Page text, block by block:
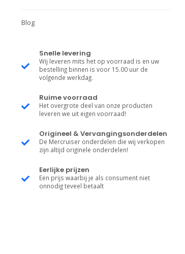
Blog
Snelle levering
Wij leveren mits het op voorraad is en uw
bestelling binnen is voor 15.00 uur de
volgende werkdag.
Ruime voorraad
Het overgrote deel van onze producten
leveren we uit eigen voorraad!
Origineel & Vervangingsonderdelen
De Mercruiser onderdelen die wij verkopen
zijn altijd originele onderdelen!
Eerlijke prijzen
Een prijs waarbij je als consument niet
onnodig teveel betaalt